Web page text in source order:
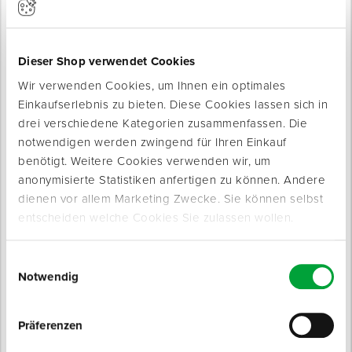
Dieser Shop verwendet Cookies
Wir verwenden Cookies, um Ihnen ein optimales
Einkaufserlebnis zu bieten. Diese Cookies lassen sich in
drei verschiedene Kategorien zusammenfassen. Die
notwendigen werden zwingend für Ihren Einkauf
benötigt. Weitere Cookies verwenden wir, um
anonymisierte Statistiken anfertigen zu können. Andere
dienen vor allem Marketing Zwecke. Sie können selbst
entscheiden welche Cookies Sie zulassen wollen.
Notwendig
Präferenzen
Produkte werden geladen ...
Produktbeschreibung
Sowohl das Ratschen- als auch das Bandteil sind mit